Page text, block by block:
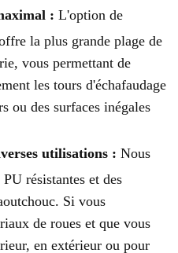
: L'option de
la plus grande plage de
vous permettant de
les tours d'échafaudage
ou des surfaces inégales
utilisations : Nous
résistantes et des
Si vous
de roues et que vous
en extérieur ou pour